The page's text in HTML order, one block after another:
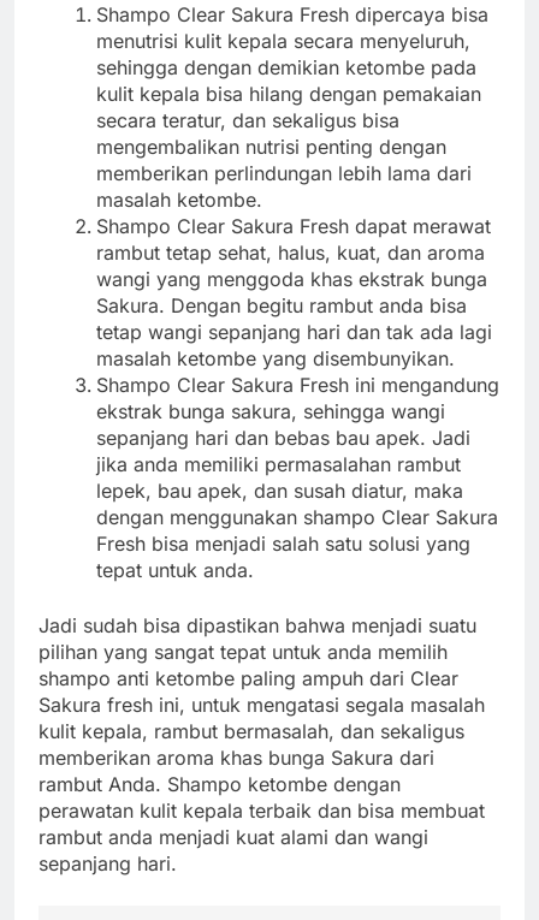
Shampo Clear Sakura Fresh dipercaya bisa
menutrisi kulit kepala secara menyeluruh,
sehingga dengan demikian ketombe pada
kulit kepala bisa hilang dengan pemakaian
secara teratur, dan sekaligus bisa
mengembalikan nutrisi penting dengan
memberikan perlindungan lebih lama dari
masalah ketombe.
Shampo Clear Sakura Fresh dapat merawat
rambut tetap sehat, halus, kuat, dan aroma
wangi yang menggoda khas ekstrak bunga
Sakura. Dengan begitu rambut anda bisa
tetap wangi sepanjang hari dan tak ada lagi
masalah ketombe yang disembunyikan.
Shampo Clear Sakura Fresh ini mengandung
ekstrak bunga sakura, sehingga wangi
sepanjang hari dan bebas bau apek. Jadi
jika anda memiliki permasalahan rambut
lepek, bau apek, dan susah diatur, maka
dengan menggunakan shampo Clear Sakura
Fresh bisa menjadi salah satu solusi yang
tepat untuk anda.
Jadi sudah bisa dipastikan bahwa menjadi suatu
pilihan yang sangat tepat untuk anda memilih
shampo anti ketombe paling ampuh dari Clear
Sakura fresh ini, untuk mengatasi segala masalah
kulit kepala, rambut bermasalah, dan sekaligus
memberikan aroma khas bunga Sakura dari
rambut Anda. Shampo ketombe dengan
perawatan kulit kepala terbaik dan bisa membuat
rambut anda menjadi kuat alami dan wangi
sepanjang hari.